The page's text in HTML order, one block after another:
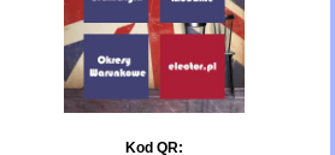
Kod QR: